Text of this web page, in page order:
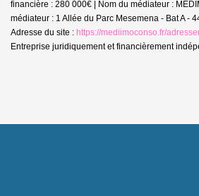
financière : 280 000€ | Nom du médiateur :
médiateur : 1 Allée du Parc Mesemena - Bat A -
Adresse du site : https://mediimoconso.fr/
Entreprise juridiquement et financièrement